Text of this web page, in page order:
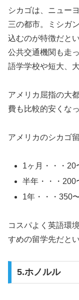
シカゴは、ニュー
三の都市。ミシガ
込むのが特徴だと
公共交通機関も走
語学学校や短大、
アメリカ屈指の大
費も比較的安くな
アメリカのシカゴ
1ヶ月・・・20
半年・・・200
1年・・・350
コスパよく英語環
すめの留学先だと
5.ホノルル